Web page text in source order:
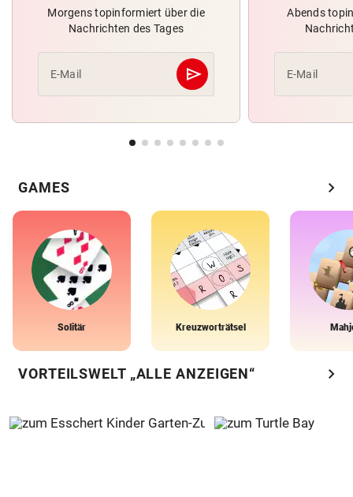
Morgens topinformiert über die
Nachrichten des Tages
E-Mail send
Abschicken
Abends
E-Mail
GAMES chevron_right
Solitär Kreuzworträtsel
VORTEILSWELT „ALLE ANZEIGEN“ chevron_right